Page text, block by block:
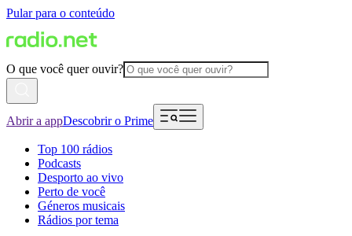
Pular para o conteúdo
O que você quer ouvir?
Abrir a appDescobrir o Prime
Top 100 rádios
Podcasts
Desporto ao vivo
Perto de você
Géneros musicais
Rádios por tema